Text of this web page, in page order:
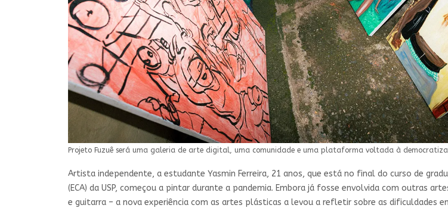
Projeto Fuzuê será uma galeria de arte digital, uma comunidade e uma plataforma voltada à
Artista independente, a estudante Yasmin Ferreira, 21 anos, que está no final do curso de
(ECA) da USP, começou a pintar durante a pandemia. Embora já fosse envolvida com outras
e guitarra – a nova experiência com as artes plásticas a levou a refletir sobre as